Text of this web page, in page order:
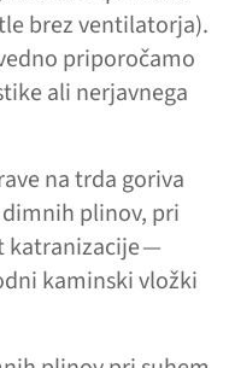
brez ventilatorja).
priporočamo
ali nerjavnega
na trda goriva
plinov, pri
katranizacije —
kaminski vložki